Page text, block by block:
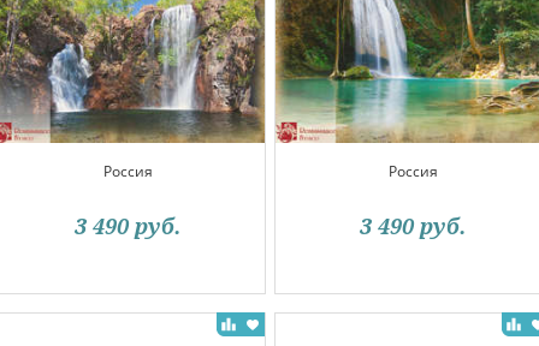
Россия
3 490 руб.
Россия
3 490 руб.